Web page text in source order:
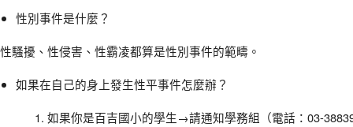
性別事件是什麼？
性騷擾、性侵害、性霸凌都算是性別事件的範疇。
如果在自己的身上發生性平事件怎麼辦？
如果你是百吉國小的學生→請通知學務組（電話：03-